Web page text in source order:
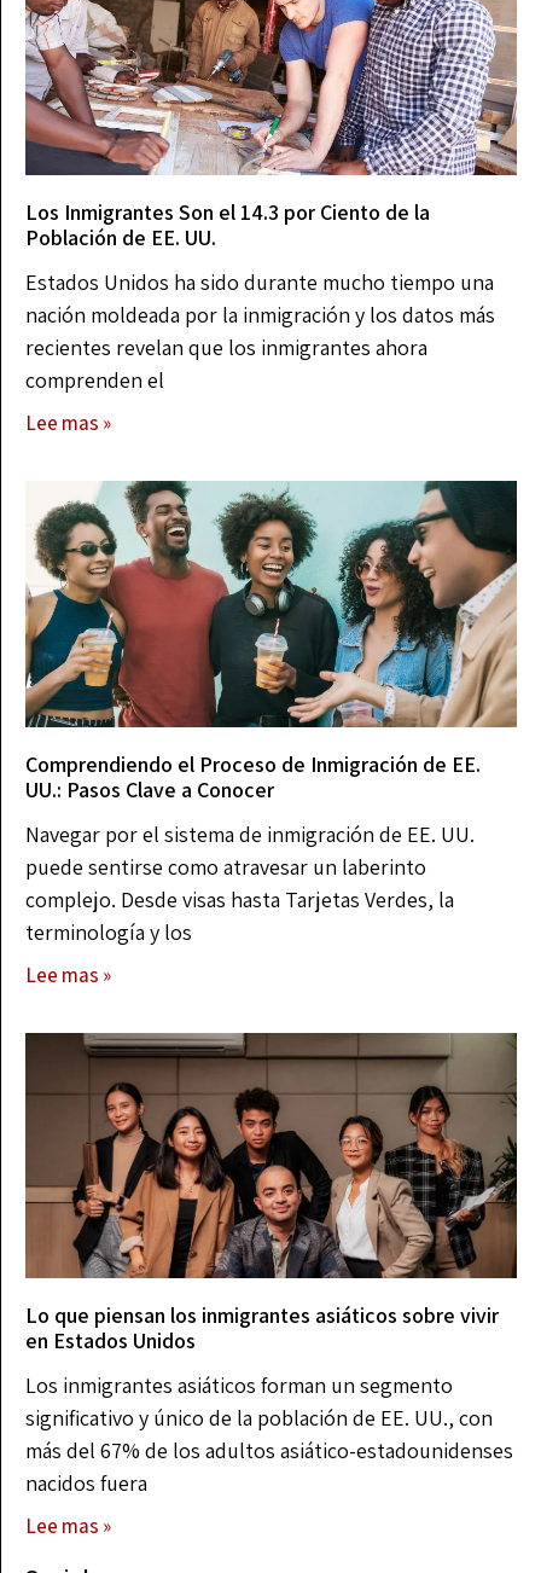
Los Inmigrantes Son el 14.3 por Ciento de la
Población de EE. UU.
Estados Unidos ha sido durante mucho tiempo una
nación moldeada por la inmigración y los datos más
recientes revelan que los inmigrantes ahora
comprenden el
Lee mas »
Comprendiendo el Proceso de Inmigración de EE.
UU.: Pasos Clave a Conocer
Navegar por el sistema de inmigración de EE. UU.
puede sentirse como atravesar un laberinto
complejo. Desde visas hasta Tarjetas Verdes, la
terminología y los
Lee mas »
Lo que piensan los inmigrantes asiáticos sobre vivir
en Estados Unidos
Los inmigrantes asiáticos forman un segmento
significativo y único de la población de EE. UU., con
más del 67% de los adultos asiático-estadounidenses
nacidos fuera
Lee mas »